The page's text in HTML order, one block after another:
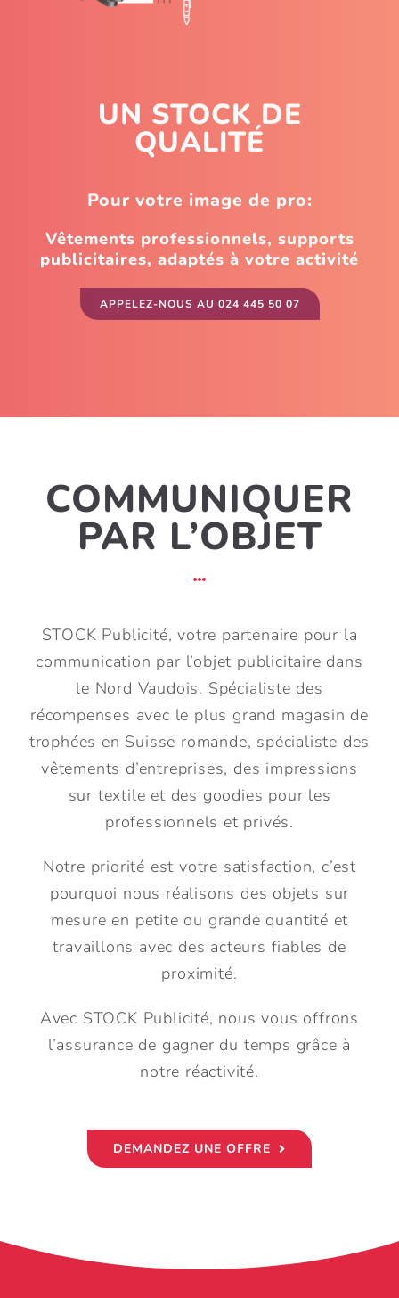
UN STOCK DE
QUALITÉ
Pour votre image de pro:
Vêtements professionnels, supports
publicitaires, adaptés à votre activité
COMMUNIQUER
PAR L’OBJET
STOCK Publicité, votre partenaire pour la
communication par l’objet publicitaire dans
le Nord Vaudois. Spécialiste des
récompenses avec le plus grand magasin de
trophées en Suisse romande, spécialiste des
vêtements d’entreprises, des impressions
sur textile et des goodies pour les
professionnels et privés.
Notre priorité est votre satisfaction, c’est
pourquoi nous réalisons des objets sur
mesure en petite ou grande quantité et
travaillons avec des acteurs fiables de
proximité.
Avec STOCK Publicité, nous vous offrons
l’assurance de gagner du temps grâce à
notre réactivité.
DEMANDEZ UNE OFFRE